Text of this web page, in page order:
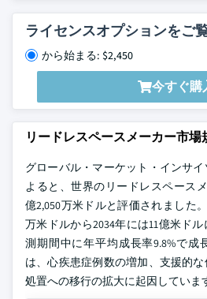
ライセンスオプションをご
から始まる: $2,450
今すぐ購
リードレスペースメーカー市場
グローバル・マーケット・インサ
よると、世界のリードレスペース
億2,050万米ドルと評価されました
万米ドルから2034年には11億米ド
測期間中に年平均成長率9.8%で成
は、心疾患症例数の増加、支援的
処置への移行の拡大に起因していま